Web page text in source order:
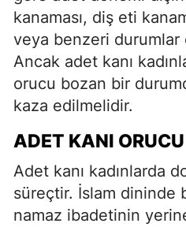
kanaması, diş eti
veya benzeri durumlar
Ancak adet kanı
orucu bozan bir
kaza edilmelidir.
ADET KANI
Adet kanı kadınlarda
süreçtir. İslam dininde
namaz ibadetinin